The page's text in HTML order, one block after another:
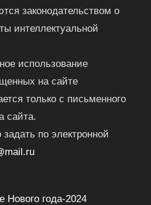
законодательством о
интеллектуальной
использование
на сайте
только с письменного
сайта.
по электронной
Нового года-2024